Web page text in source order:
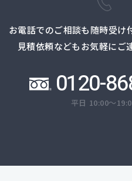
お電話でのご相談も随時受け
見積依頼などもお気軽にご
0120-
平日 10:00～